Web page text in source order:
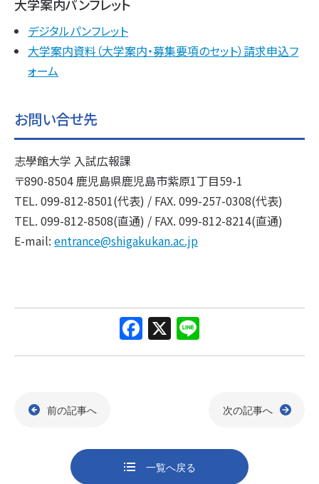
大学案内パンフレット
デジタルパンフレット
大学案内資料（大学案内・募集要項のセット）請求申込フ
ォーム
お問い合せ先
志學館大学 入試広報課
〒890-8504 鹿児島県鹿児島市紫原1丁目59-1
TEL. 099-812-8501(代表) / FAX. 099-257-0308(代表)
TEL. 099-812-8508(直通) / FAX. 099-812-8214(直通)
E-mail: entrance@shigakukan.ac.jp
F
a
o
o
X
n
前の記事へ 次の記事へ
一覧へ戻る